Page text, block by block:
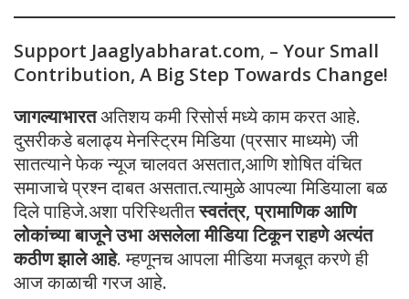
Support Jaaglyabharat.com, – Your Small
Contribution, A Big Step Towards Change!
जागल्याभारतअतिशय कमी रिसोर्स मध्ये काम करत आहे.
दुसरीकडे बलाढ्य मेनस्ट्रिम मिडिया (प्रसार माध्यमे) जी
सातत्याने फेक न्यूज चालवत असतात,आणि शोषित वंचित
समाजाचे प्रश्न दाबत असतात.त्यामुळे आपल्या मिडियाला बळ
दिले पाहिजे.अशा परिस्थितीतस्वतंत्र, प्रामाणिक आणि
लोकांच्या बाजूने उभा असलेला मीडिया टिकून राहणे अत्यंत
कठीण झाले आहे. म्हणूनच आपला मीडिया मजबूत करणे ही
आज काळाची गरज आहे.